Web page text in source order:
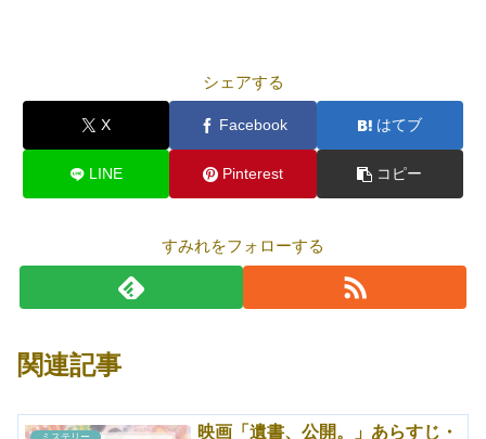
シェアする
X Facebook はてブ
LINE Pinterest コピー
すみれをフォローする
関連記事
ミステリー
映画「遺書、公開。」あらすじ・